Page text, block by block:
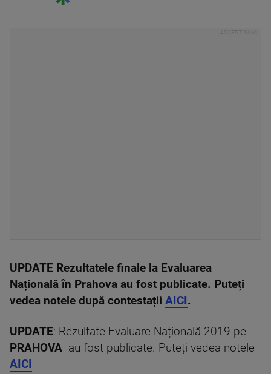
UPDATE Rezultatele finale la Evaluarea
Națională în Prahova au fost publicate. Puteți
vedea notele după contestații AICI .
UPDATE: Rezultate Evaluare Națională 2019 pe
PRAHOVA au fost publicate. Puteți vedea notele
AICI